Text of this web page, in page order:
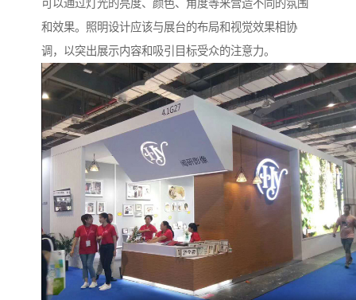
可以通过灯光的亮度、颜色、角度等来营造不同的氛围
和效果。照明设计应该与展台的布局和视觉效果相协
调，以突出展示内容和吸引目标受众的注意力。